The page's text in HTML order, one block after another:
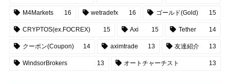
M4Markets 16 wetradefx 16 ゴールド(Gold) 15
CRYPTOS(ex.FOCREX) 15 Axi 15 Tether 14
クーポン(Coupon) 14 aximtrade 13 友達紹介 13
WindsorBrokers 13 オートチャーチスト 13